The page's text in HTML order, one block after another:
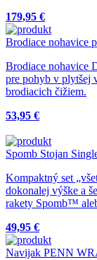
179,95 €
Brodiace nohavice
Brodiace nohavice
pre pohyb v plytšej
brodiacich čižiem.
53,95 €
Spomb Stojan
Kompaktný set
dokonalej výške a
rakety Spomb™
49,95 €
Navijak PENN